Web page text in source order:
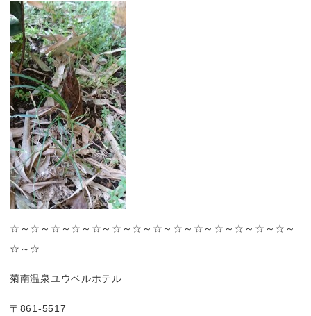
☆～☆～☆～☆～☆～☆～☆～☆～☆～☆～☆～☆～☆～☆～
☆～☆
菊南温泉ユウベルホテル
〒861-5517